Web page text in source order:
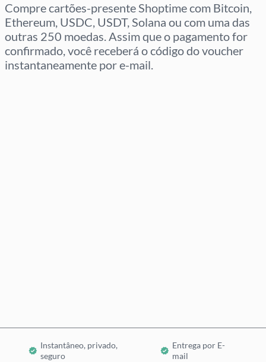
Compre cartões-presente Shoptime com Bitcoin,
Ethereum, USDC, USDT, Solana ou com uma das
outras 250 moedas. Assim que o pagamento for
confirmado, você receberá o código do voucher
instantaneamente por e-mail.
Instantâneo, privado,
seguro
Entrega por E-
mail